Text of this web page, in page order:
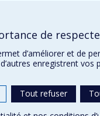
de
d’améliorer et de
enregistrent
Tout refuser